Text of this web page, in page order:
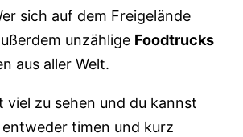
sich auf dem Freigelände
unzählige Foodtrucks
aus aller Welt.
viel zu sehen und du kannst
timen und kurz